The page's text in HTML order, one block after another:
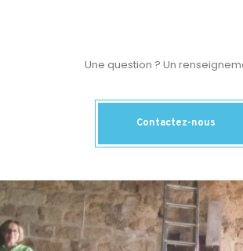
Une question ? Un
Contactez-nous